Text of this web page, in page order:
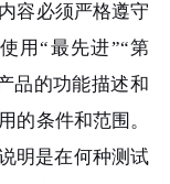
容必须严格遵守
用“最先进”“第
品的功能描述和
的条件和范围。
明是在何种测试